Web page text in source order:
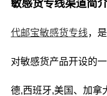
敏感货专线渠道简
代邮宝敏感货专线，
对敏感货产品开设的
德,西班牙,美国、加拿